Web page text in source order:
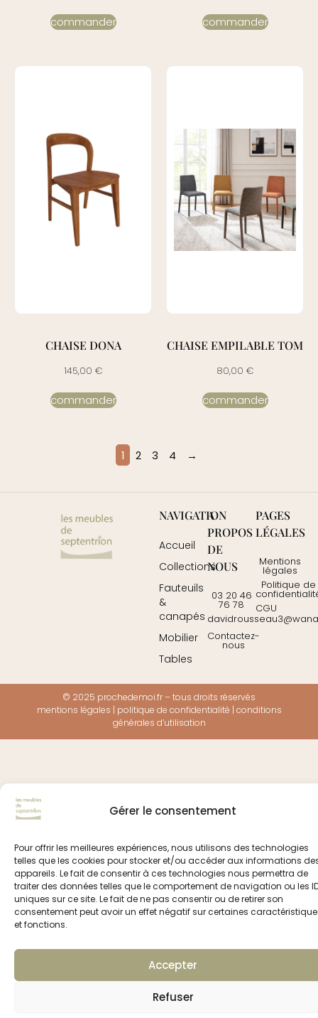
Gérer le consentement
Pour offrir les meilleures expériences, nous utilisons des technologies
telles que les cookies pour stocker et/ou accéder aux informations
appareils. Le fait de consentir à ces technologies nous permettra de
traiter des données telles que le comportement de navigation ou les
uniques sur ce site. Le fait de ne pas consentir ou de retirer son
consentement peut avoir un effet négatif sur certaines
et fonctions.
Accepter
Refuser
commander commander
CHAISE DONA
145,00 €
commander
CHAISE EMPILABLE TOM
80,00 €
commander
1 2 3 4 →
NAVIGATION
Accueil
Collections
Fauteuils
&
canapés
Mobilier
Tables
A
PROPOS
DE
NOUS
03 20 46
76 78
Contactez-
nous
PAGES
LÉGALES
Mentions
légales
Politique de
CGU
© 2025 prochedemoi.fr– tous droits réservés
mentions légales | politique de confidentialité | conditions
générales d’utilisation